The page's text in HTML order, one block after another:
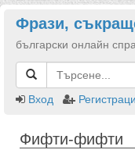
Фрази,
български онлайн
Вход
Фифти-фифти